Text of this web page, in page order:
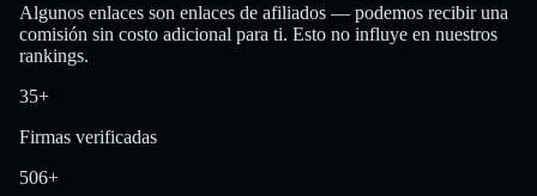
Algunos enlaces son enlaces de afiliados — podemos recibir una
comisión sin costo adicional para ti. Esto no influye en nuestros
rankings.
35+
Firmas verificadas
506+